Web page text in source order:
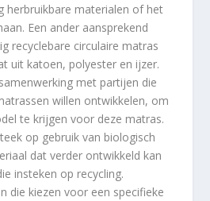
herbruikbare materialen of het
Een ander aansprekend
recyclebare circulaire matras
uit katoen, polyester en ijzer.
met partijen die
willen ontwikkelen, om
te krijgen voor deze matras.
op gebruik van biologisch
dat verder ontwikkeld kan
insteken op recycling.
die kiezen voor een specifieke